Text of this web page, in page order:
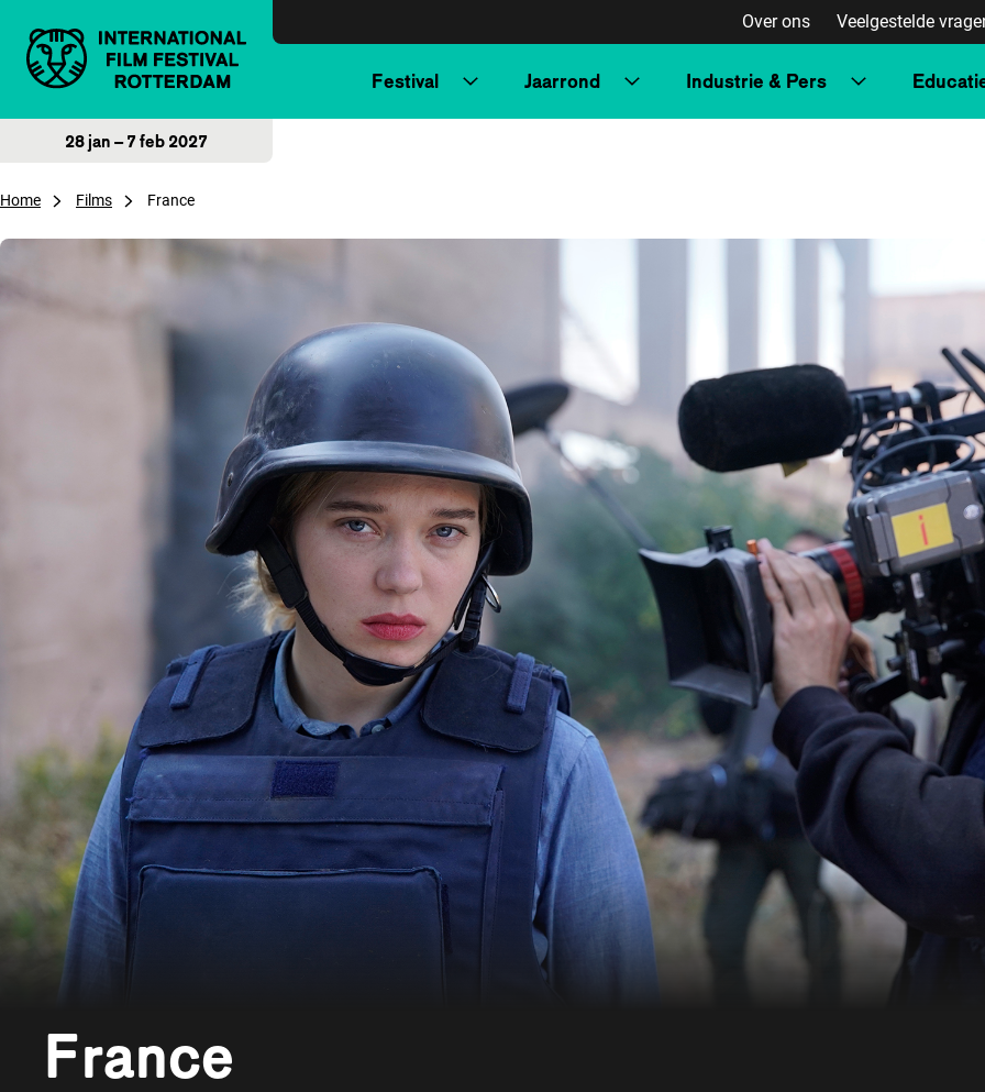
Over ons Veelgestelde
Festival Jaarrond Industrie & Pers
28 jan – 7 feb 2027
Home Films France
France